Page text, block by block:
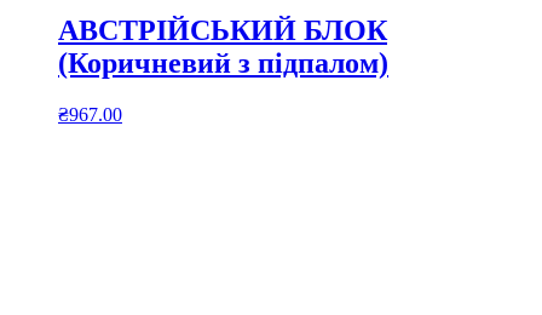
АВСТРІЙСЬКИЙ БЛОК
(Коричневий з підпалом)
₴967.00